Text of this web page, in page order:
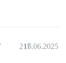
217
16.06.2025